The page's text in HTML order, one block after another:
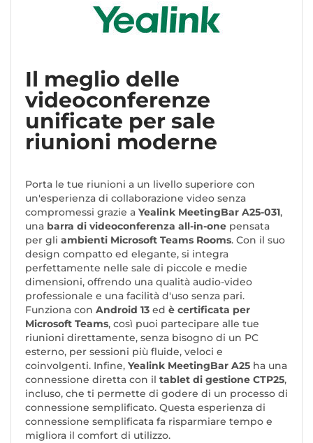
Il meglio delle
videoconferenze
unificate per sale
riunioni moderne
Porta le tue riunioni a un livello superiore con
un'esperienza di collaborazione video senza
compromessi grazie a Yealink MeetingBar A25-031,
una barra di videoconferenza all-in-one pensata
per gli ambienti Microsoft Teams Rooms. Con il suo
design compatto ed elegante, si integra
perfettamente nelle sale di piccole e medie
dimensioni, offrendo una qualità audio-video
professionale e una facilità d'uso senza pari.
Funziona con Android 13 ed è certificata per
Microsoft Teams, così puoi partecipare alle tue
riunioni direttamente, senza bisogno di un PC
esterno, per sessioni più fluide, veloci e
coinvolgenti. Infine, Yealink MeetingBar A25 ha una
connessione diretta con il tablet di gestione CTP25,
incluso, che ti permette di godere di un processo di
connessione semplificato. Questa esperienza di
connessione semplificata fa risparmiare tempo e
migliora il comfort di utilizzo.